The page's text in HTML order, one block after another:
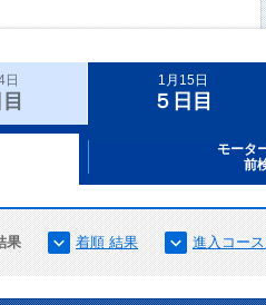
日 1月15日
５日目
モータ
前
果 着順 結果 進入コー